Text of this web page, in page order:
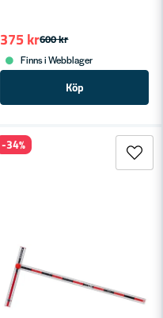
600 kr
375 kr
Finns i Webblager
Köp
-34%